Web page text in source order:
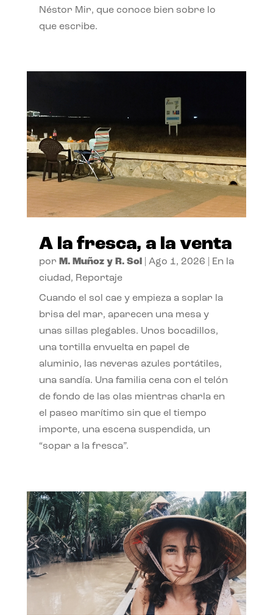
Néstor Mir, que conoce bien sobre lo
que escribe.
A la fresca, a la venta
por M. Muñoz y R. Sol| Ago 1, 2026
En la
ciudad, Reportaje
Cuando el sol cae y empieza a soplar la
brisa del mar, aparecen una mesa y
unas sillas plegables. Unos bocadillos,
una tortilla envuelta en papel de
aluminio, las neveras azules portátiles,
una sandía. Una familia cena con el telón
de fondo de las olas mientras charla en
el paseo marítimo sin que el tiempo
importe, una escena suspendida, un
“sopar a la fresca”.